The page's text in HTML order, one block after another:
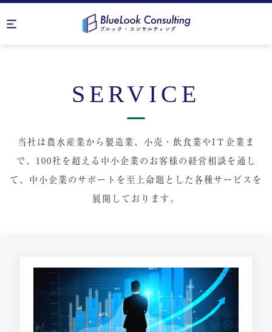
SERVICE
当社は農水産業から製造業、小売・飲食業やIＴ企業ま
で、 100社を超える中小企業のお客様の経営相談を通し
て、 中小企業のサポートを至上命題とした各種サービスを
展開しております。